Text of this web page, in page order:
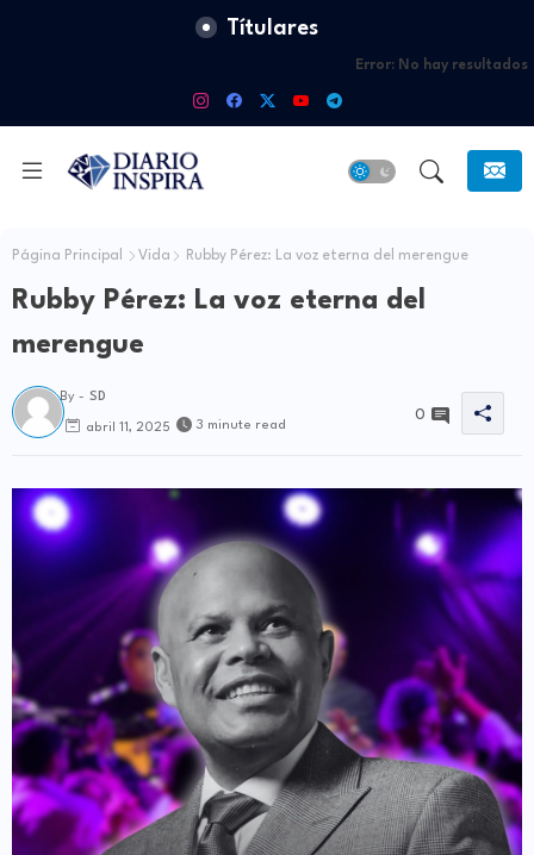
Títulares
Error: No hay resultados
Página Principal Vida Rubby Pérez: La voz eterna del merengue
Rubby Pérez: La voz eterna del
merengue
By - SD
abril 11, 2025 3 minute read
0